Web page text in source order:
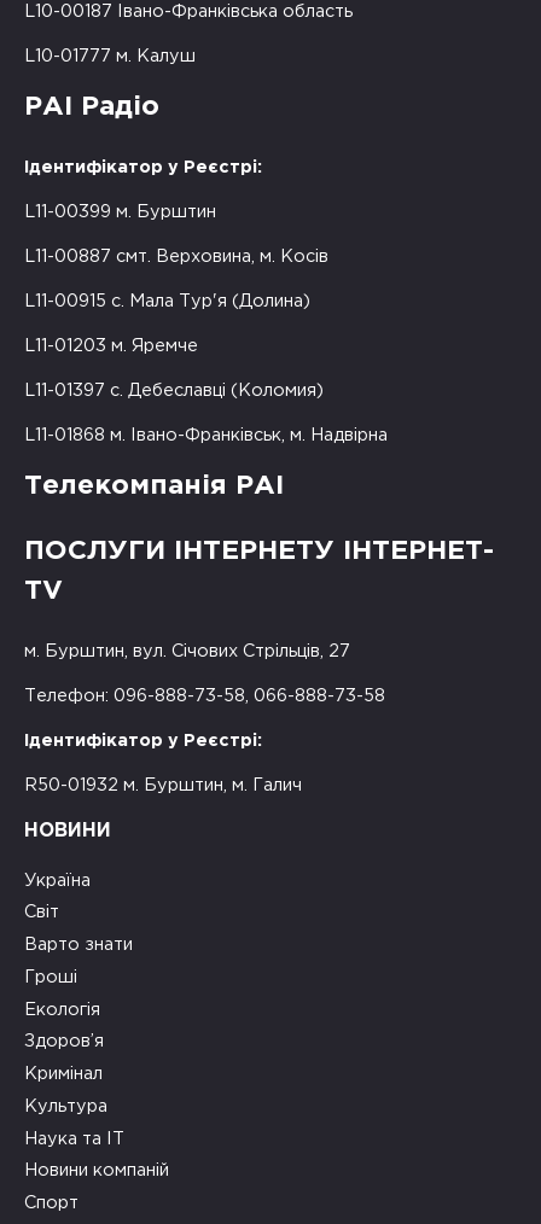
L10-00187 Івано-Франківська область
L10-01777 м. Калуш
РАІ Радіо
Ідентифікатор у Реєстрі:
L11-00399 м. Бурштин
L11-00887 смт. Верховина, м. Косів
L11-00915 с. Мала Тур'я (Долина)
L11-01203 м. Яремче
L11-01397 с. Дебеславці (Коломия)
L11-01868 м. Івано-Франківськ, м. Надвірна
Телекомпанія РАІ
ПОСЛУГИ ІНТЕРНЕТУ ІНТЕРНЕТ-
TV
м. Бурштин, вул. Січових Стрільців, 27
Телефон: 096-888-73-58, 066-888-73-58
Ідентифікатор у Реєстрі:
R50-01932 м. Бурштин, м. Галич
НОВИНИ
Україна
Світ
Варто знати
Гроші
Екологія
Здоров’я
Кримінал
Культура
Наука та ІТ
Новини компаній
Спорт